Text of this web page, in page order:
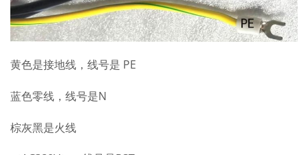
黄色是接地线，线号是 PE
蓝色零线，线号是N
棕灰黑是火线